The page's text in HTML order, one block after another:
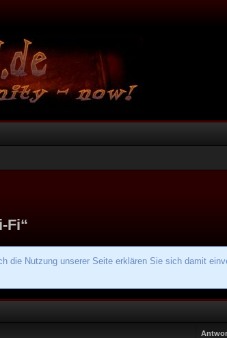
Fi“
die Nutzung unserer Seite erklären Sie sich damit